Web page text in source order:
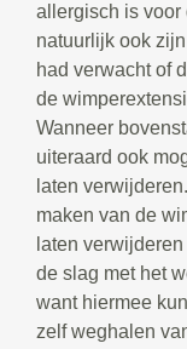
allergisch is voor
natuurlijk ook
had verwacht of
de
Wanneer
uiteraard ook
laten
maken van de
laten
de slag met het
want hiermee
zelf weghalen